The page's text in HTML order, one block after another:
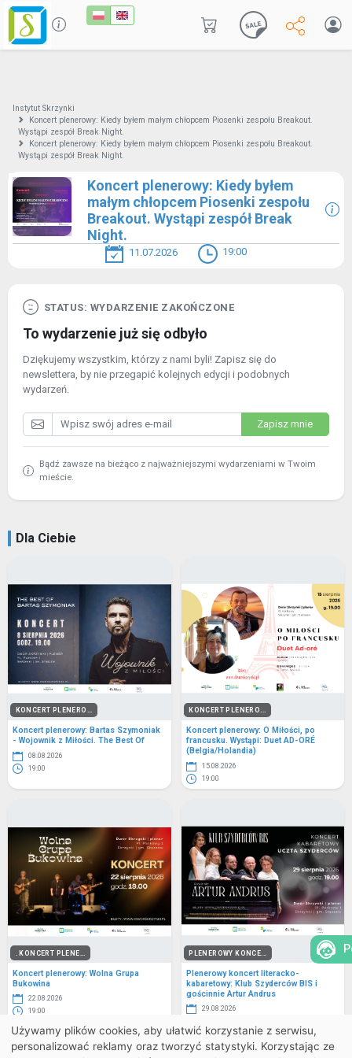
Instytut Skrzynki
Koncert plenerowy: Kiedy byłem małym chłopcem Piosenki zespołu Breakout.
Wystąpi zespół Break Night.
Koncert plenerowy: Kiedy byłem małym chłopcem Piosenki zespołu Breakout.
Wystąpi zespół Break Night.
Koncert plenerowy: Kiedy byłem
małym chłopcem Piosenki zespołu
Breakout. Wystąpi zespół Break
Night.
11.07.2026 19:00
STATUS: WYDARZENIE ZAKOŃCZONE
To wydarzenie już się odbyło
Dziękujemy wszystkim, którzy z nami byli! Zapisz się do
newslettera, by nie przegapić kolejnych edycji i podobnych
wydarzeń.
Zapisz mnie
Bądź zawsze na bieżąco z najważniejszymi wydarzeniami w Twoim
mieście.
Dla Ciebie
KONCERT PLENERO...
Koncert plenerowy: Bartas Szymoniak
- Wojownik z Miłości. The Best Of
08.08.2026
19:00
KONCERT PLENERO...
Koncert plenerowy: O Miłości, po
francusku. Wystąpi: Duet AD-ORÉ
(Belgia/Holandia)
15.08.2026
19:00
. KONCERT PLENE...
Koncert plenerowy: Wolna Grupa
Bukowina
22.08.2026
19:00
PLENEROWY KONCE...
Plenerowy koncert literacko-
kabaretowy: Klub Szyderców BIS i
gościnnie Artur Andrus
29.08.2026
Używamy plików cookies, aby ułatwić korzystanie z serwisu,
personalizować reklamy oraz tworzyć statystyki. Korzystając ze